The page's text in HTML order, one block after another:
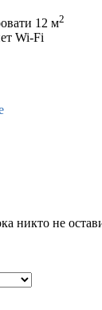
12 м2
Wi-Fi
никто не